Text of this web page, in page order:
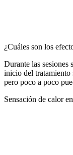
¿Cuáles son los
Durante las sesiones
inicio del tratamiento
pero poco a poco
Sensación de calor